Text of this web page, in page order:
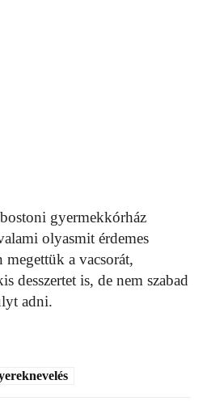
gyermekkórház
olyasmit érdemes
a vacsorát,
desszertet is, de nem szabad
adni.